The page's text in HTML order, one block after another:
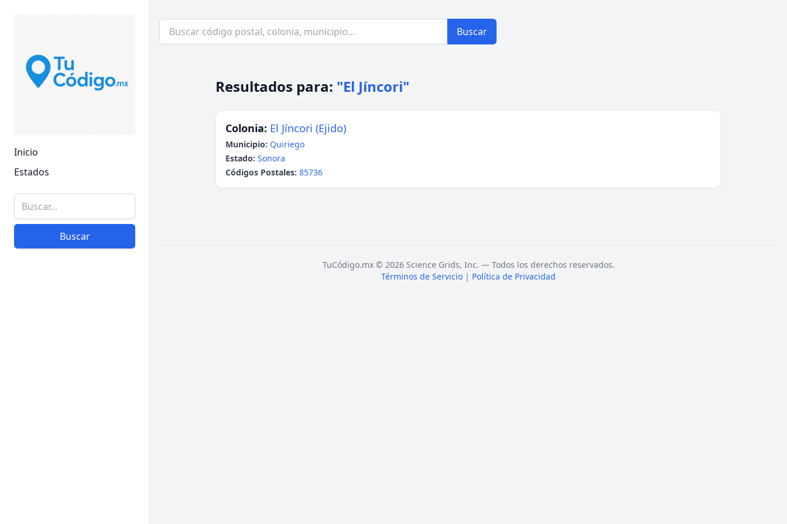
Inicio
Estados
Buscar
Buscar
Resultados para: "El Jíncori"
Colonia: El Jíncori (Ejido)
Municipio: Quiriego
Estado: Sonora
Códigos Postales: 85736
TuCódigo.mx © 2026 Science Grids, Inc. — Todos los derechos reservados.
Términos de Servicio | Política de Privacidad